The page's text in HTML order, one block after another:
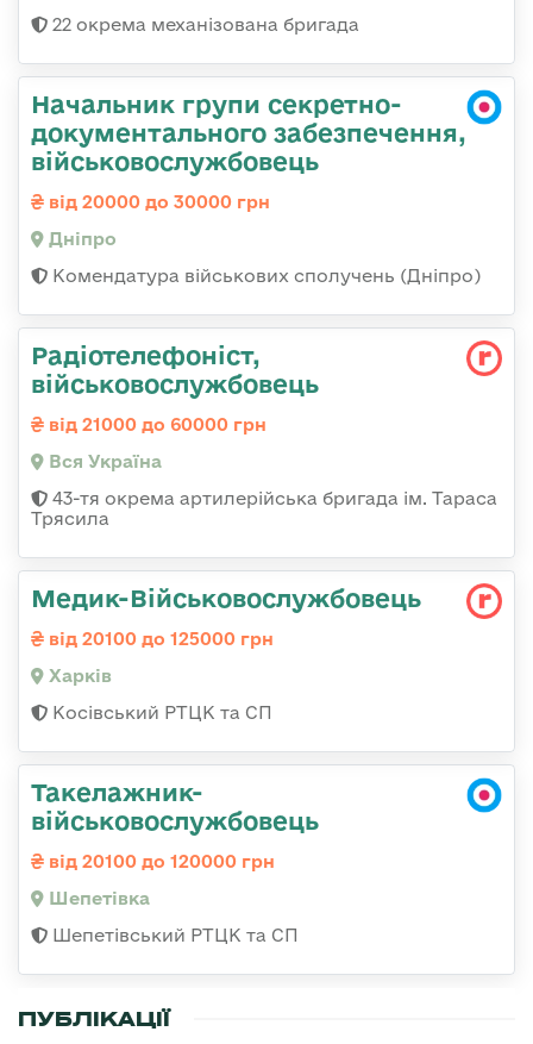
22 окрема механізована бригада
Начальник групи секретно-
документального забезпечення,
військовослужбовець
від 20000 до 30000 грн
Дніпро
Комендатура військових сполучень (Дніпро)
Радіотелефоніст,
військовослужбовець
від 21000 до 60000 грн
Вся Україна
43-тя окрема артилерійська бригада ім. Тараса
Трясила
Медик-Військовослужбовець
від 20100 до 125000 грн
Харків
Косівський РТЦК та СП
Такелажник-
військовослужбовець
від 20100 до 120000 грн
Шепетівка
Шепетівський РТЦК та СП
ПУБЛІКАЦІЇ